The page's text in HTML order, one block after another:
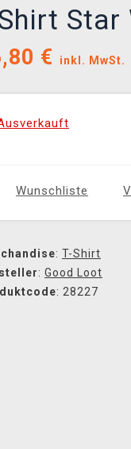
€ inkl. MwSt.
Wunschliste
: T-Shirt
: Good Loot
: 28227